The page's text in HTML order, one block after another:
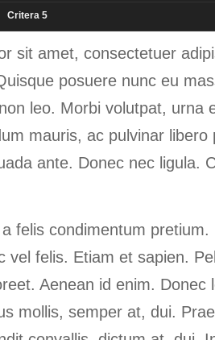
Critera 5
sit amet, consectetuer
posuere nunc eu
leo. Morbi volutpat, urna
mauris, ac pulvinar
ante. Donec nec ligula.
felis condimentum
vel felis. Etiam et sapien.
Aenean id enim. Donec
mollis, semper at, dui.